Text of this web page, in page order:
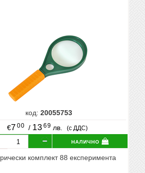
код: 20055753
€7 00 / 13 69 лв. (с ДДС)
налично
комплект 88 експеримента